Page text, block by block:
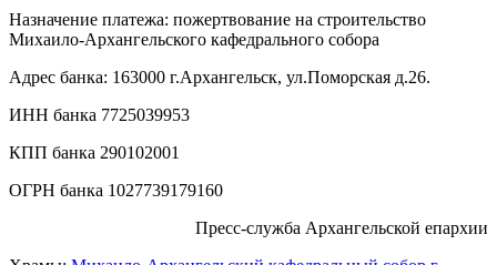
Назначение платежа: пожертвование на строительство
Михаило-Архангельского кафедрального собора
Адрес банка: 163000 г.Архангельск, ул.Поморская д.26.
ИНН банка 7725039953
КПП банка 290102001
ОГРН банка 1027739179160
Пресс-служба Архангельской епархии